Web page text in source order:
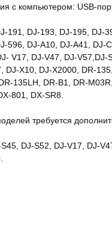
с компьютером: USB-
191, DJ-193, DJ-195, DJ-
596, DJ-A10, DJ-A41, DJ-
V17, DJ-V47, DJ-V57,DJ-
DJ-X10, DJ-X2000, DR-
135LH, DR-B1, DR-
801, DX-SR8.
требуется
DJ-S52, DJ-V17, DJ-